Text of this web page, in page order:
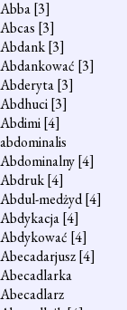
Abba[3]
Abcas [3]
Abdank[3]
Abdankować [3]
Abderyta[3]
Abdhuci[3]
Abdimi[4]
abdominalis
Abdominalny[4]
Abdruk[4]
Abdul-medżyd[4]
Abdykacja[4]
Abdykować [4]
Abecadarjusz[4]
Abecadlarka
Abecadlarz